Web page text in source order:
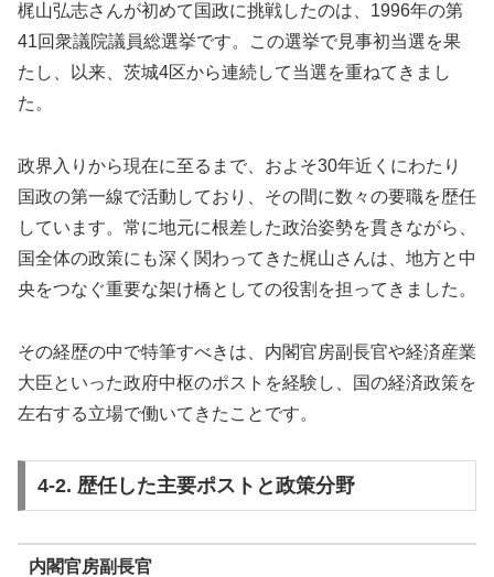
梶山弘志さんが初めて国政に挑戦したのは、1996年の第
41回衆議院議員総選挙です。この選挙で見事初当選を果
たし、以来、茨城4区から連続して当選を重ねてきまし
た。
政界入りから現在に至るまで、およそ30年近くにわたり
国政の第一線で活動しており、その間に数々の要職を歴任
しています。常に地元に根差した政治姿勢を貫きながら、
国全体の政策にも深く関わってきた梶山さんは、地方と中
央をつなぐ重要な架け橋としての役割を担ってきました。
その経歴の中で特筆すべきは、内閣官房副長官や経済産業
大臣といった政府中枢のポストを経験し、国の経済政策を
左右する立場で働いてきたことです。
4-2. 歴任した主要ポストと政策分野
内閣官房副長官